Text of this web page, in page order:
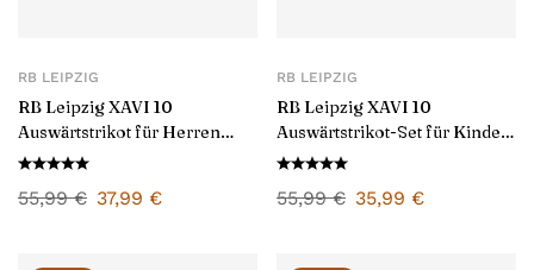
RB LEIPZIG
RB Leipzig XAVI 10
Auswärtstrikot für Herren
2024/25
55,99€ 37,99 €
RB LEIPZIG
RB Leipzig XAVI 10
Auswärtstrikot-Set für Kinder
2024/25
55,99€ 35,99 €